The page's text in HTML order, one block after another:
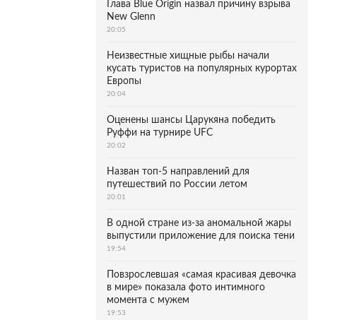
Глава Blue Origin назвал причину взрыва
New Glenn
20:05
Неизвестные хищные рыбы начали
кусать туристов на популярных курортах
Европы
20:04
Оценены шансы Царукяна победить
Руффи на турнире UFC
20:02
Назван топ-5 направлений для
путешествий по России летом
20:01
В одной стране из-за аномальной жары
выпустили приложение для поиска тени
19:54
Повзрослевшая «самая красивая девочка
в мире» показала фото интимного
момента с мужем
19:53